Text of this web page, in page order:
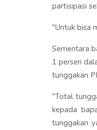
partisipasi
"Untuk bisa
Sementara
1 persen
tunggakan
"Total
kepada
tunggakan